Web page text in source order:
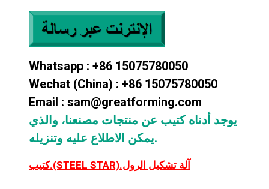
Whatsapp : +86 15075780050
Wechat (China) : +86 15075780050
Email : sam@greatforming.com
يوجد أدناه كتيب عن منتجات مصنعنا، والذي
يمكن الاطلاع عليه وتنزيله.
كتيب.(STEEL STAR).آلة تشكيل الرول